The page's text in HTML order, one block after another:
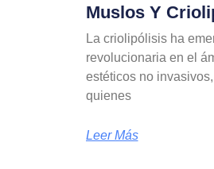
Muslos Y
La criolipólisis ha
revolucionaria en el
estéticos no
quienes
Leer Más